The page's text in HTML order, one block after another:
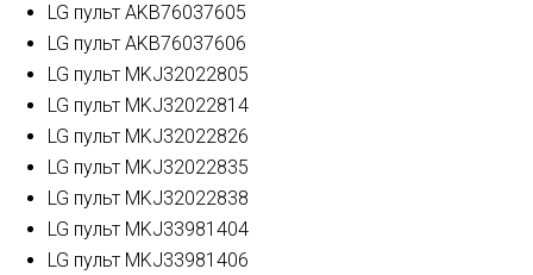
LG пульт AKB76037605
LG пульт AKB76037606
LG пульт MKJ32022805
LG пульт MKJ32022814
LG пульт MKJ32022826
LG пульт MKJ32022835
LG пульт MKJ32022838
LG пульт MKJ33981404
LG пульт MKJ33981406